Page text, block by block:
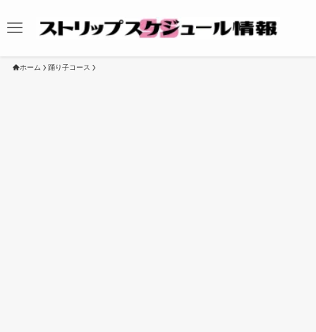
ホーム 踊り子コース